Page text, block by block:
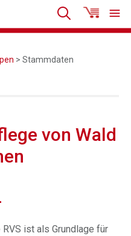
> Stammdaten
von Wald
RVS ist als Grundlage für